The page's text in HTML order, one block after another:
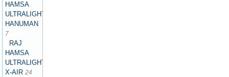
HAMSA
ULTRALIGHTS
HANUMAN
7
RAJ
HAMSA
ULTRALIGHTS
X-AIR 24